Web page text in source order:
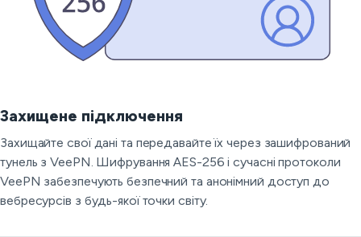
Захищене підключення
Захищайте свої дані та передавайте їх через зашифрований
тунель з VeePN. Шифрування AES-256 і сучасні протоколи
VeePN забезпечують безпечний та анонімний доступ до
вебресурсів з будь-якої точки світу.